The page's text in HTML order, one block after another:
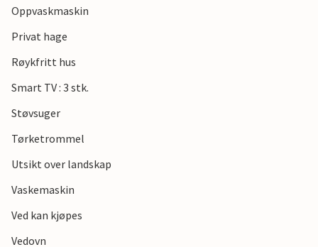
elvemunningen ligger bare noen få minutter unna med bil i
nord og den populære byen Eckernförde i sør. Det er ingen
Se frem til en fantastisk tid i denne innbydende
Oppvaskmaskin
Privat hage
Røykfritt hus
Smart TV : 3 stk.
Støvsuger
Tørketrommel
Utsikt over landskap
Vaskemaskin
Ved kan kjøpes
Vedovn